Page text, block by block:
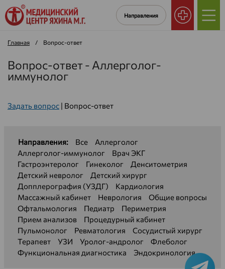
Направления
Главная / Вопрос-ответ
Вопрос-ответ - Аллерголог-
иммунолог
Задать вопрос | Вопрос-ответ
Направления: Все
Аллерголог
Аллерголог-иммунолог
Врач ЭКГ
Гастроэнтеролог
Гинеколог
Денситометрия
Детский невролог
Детский хирург
Допплерография (УЗДГ)
Кардиология
Массажный кабинет
Неврология
Общие вопросы
Офтальмология
Педиатр
Периметрия
Прием анализов
Процедурный кабинет
Пульмонолог
Ревматология
Сосудистый хирург
Терапевт
УЗИ Уролог-андролог
Флеболог
Функциональная диагностика
Эндокринология